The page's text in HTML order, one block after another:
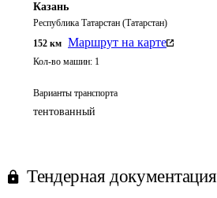
Казань
Республика Татарстан (Татарстан)
152 км Маршрут на карте
Кол-во машин: 1
Варианты транспорта
тентованный
Тендерная документация